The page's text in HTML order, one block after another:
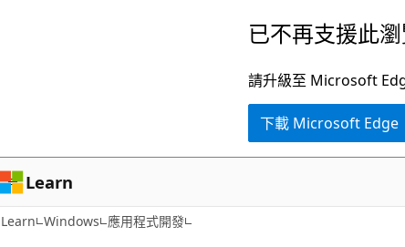
容
已不再支援此瀏
請升級至 Microsoft
下載 Microsoft Edge
Learn
Learn Windows 應用程式開發